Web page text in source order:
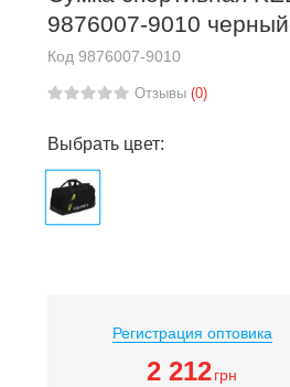
9876007-9010
Код 9876007-9010
Отзывы (0)
Выбрать цвет:
Регистрация оптовика
2 212 грн